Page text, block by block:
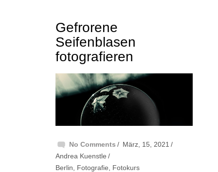
Gefrorene
Seifenblasen
fotografieren
No Comments
März, 15, 2021
Andrea Kuenstle
Berlin
Fotografie Fotokurs